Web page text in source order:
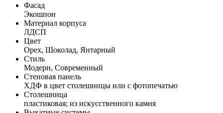
Фасад
Экошпон
Материал корпуса
ЛДСП
Цвет
Орех, Шоколад, Янтарный
Стиль
Модерн, Современный
Стеновая панель
ХДФ в цвет столешницы или с фотопечатью
Столешница
пластиковая; из искусственного камня